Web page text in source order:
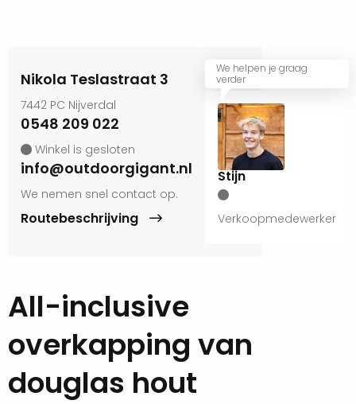
We helpen je graag
verder
Stijn
Verkoopmedewerker
Nikola Teslastraat 3
7442 PC Nijverdal
0548 209 022
Winkel is gesloten
info@outdoorgigant.nl
We nemen snel contact op.
Routebeschrijving
All-inclusive
overkapping van
douglas hout